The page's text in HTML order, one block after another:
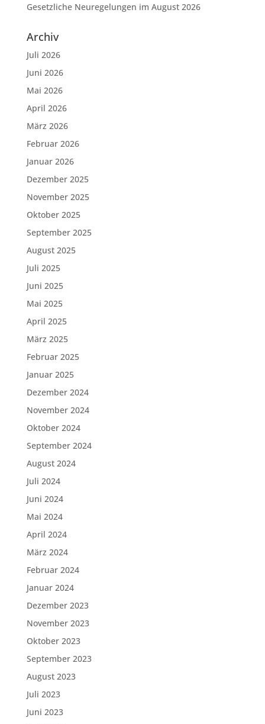
Gesetzliche Neuregelungen im August 2026
Archiv
Juli 2026
Juni 2026
Mai 2026
April 2026
März 2026
Februar 2026
Januar 2026
Dezember 2025
November 2025
Oktober 2025
September 2025
August 2025
Juli 2025
Juni 2025
Mai 2025
April 2025
März 2025
Februar 2025
Januar 2025
Dezember 2024
November 2024
Oktober 2024
September 2024
August 2024
Juli 2024
Juni 2024
Mai 2024
April 2024
März 2024
Februar 2024
Januar 2024
Dezember 2023
November 2023
Oktober 2023
September 2023
August 2023
Juli 2023
Juni 2023